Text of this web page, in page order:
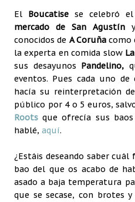
El Boucatisese celebró
mercado de San Agustín
conocidos de A Coruñacomo
la experta en comida slow
sus desayunos Pandelino,
eventos. Pues cada uno
hacía su reinterpretación
público por 4 o 5 euros,
Roots que ofrecía sus
hablé, aquí.
¿Estáis deseando saber
bao del que os acabo de
asado a baja temperatura
que se secase, con brotes